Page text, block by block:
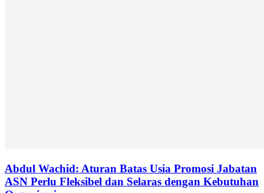
Abdul Wachid: Aturan Batas Usia Promosi Jabatan
ASN Perlu Fleksibel dan Selaras dengan Kebutuhan